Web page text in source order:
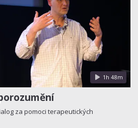
1h 48m
za pomoci terapeutických